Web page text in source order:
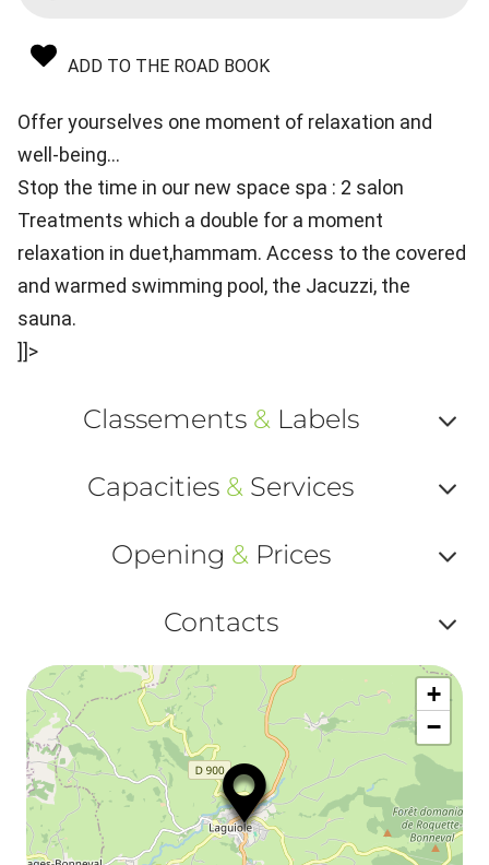
ADD TO THE ROAD BOOK
Offer yourselves one moment of relaxation and
well-being...
Stop the time in our new space spa : 2 salon
Treatments which a double for a moment
relaxation in duet,hammam. Access to the covered
and warmed swimming pool, the Jacuzzi, the
sauna.
]]>
Classements & Labels
ou
Capacities & Services
ou
Opening & Prices
ou
et
Contacts
ou
+
−